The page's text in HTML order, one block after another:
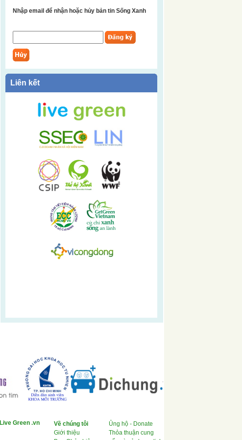
Nhập email để nhận hoặc hủy bản tin Sống Xanh
Liên kết
Live Green .vn
Về chúng tôi
Giới thiệu
Ủng hộ - Donate
Thỏa thuận cung